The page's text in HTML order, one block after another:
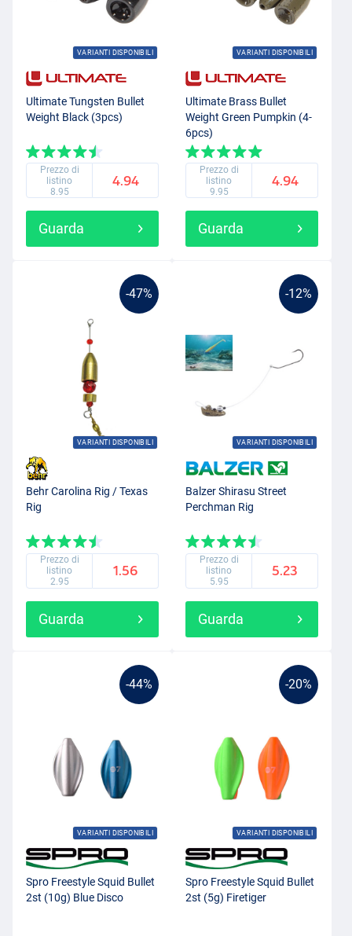
VARIANTI DISPONIBILI
Ultimate Tungsten Bullet
Weight Black (3pcs)
Prezzo di
listino
8.95
4.94
Guarda
VARIANTI DISPONIBILI
Ultimate Brass Bullet
Weight Green Pumpkin (4-
6pcs)
Prezzo di
listino
9.95
4.94
Guarda
-47%
VARIANTI DISPONIBILI
Behr Carolina Rig / Texas
Rig
Prezzo di
listino
2.95
1.56
Guarda
-12%
VARIANTI DISPONIBILI
Balzer Shirasu Street
Perchman Rig
Prezzo di
listino
5.95
5.23
Guarda
-44%
VARIANTI DISPONIBILI
Spro Freestyle Squid Bullet
2st (10g) Blue Disco
-20%
VARIANTI DISPONIBILI
Spro Freestyle Squid Bullet
2st (5g) Firetiger